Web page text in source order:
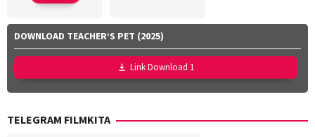
DOWNLOAD TEACHER’S PET (2025)
Link Download 1
TELEGRAM FILMKITA